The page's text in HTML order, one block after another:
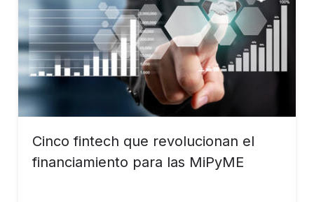
Cinco fintech que revolucionan el
financiamiento para las MiPyME